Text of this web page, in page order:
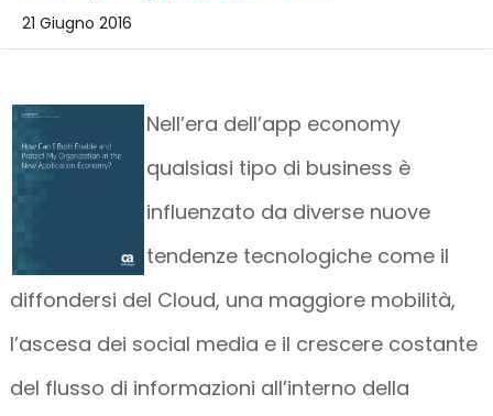
21 Giugno 2016
Nell’era dell’app economy
qualsiasi tipo di business è
influenzato da diverse nuove
tendenze tecnologiche come il
diffondersi del Cloud, una maggiore mobilità,
l’ascesa dei social media e il crescere costante
del flusso di informazioni all’interno della